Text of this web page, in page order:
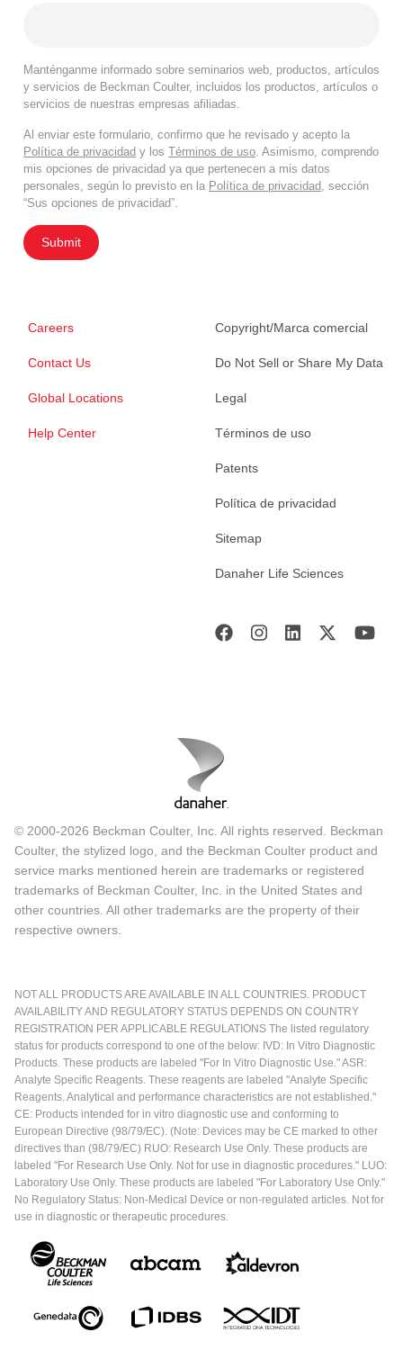
Manténganme informado sobre seminarios web, productos, artículos
y servicios de Beckman Coulter, incluidos los productos, artículos o
servicios de nuestras empresas afiliadas.
Al enviar este formulario, confirmo que he revisado y acepto la
Política de privacidad y los Términos de uso . Asimismo, comprendo
mis opciones de privacidad ya que pertenecen a mis datos
personales, según lo previsto en la Política de privacidad , sección
“Sus opciones de privacidad”.
Submit
Careers
Contact Us
Global Locations
Help Center
Copyright/Marca comercial
Do Not Sell or Share My Data
Legal
Términos de uso
Patents
Política de privacidad
Sitemap
Danaher Life Sciences
© 2000-2026 Beckman Coulter, Inc. All rights reserved. Beckman
Coulter, the stylized logo, and the Beckman Coulter product and
service marks mentioned herein are trademarks or registered
trademarks of Beckman Coulter, Inc. in the United States and
other countries. All other trademarks are the property of their
respective owners.
NOT ALL PRODUCTS ARE AVAILABLE IN ALL COUNTRIES. PRODUCT
AVAILABILITY AND REGULATORY STATUS DEPENDS ON COUNTRY
REGISTRATION PER APPLICABLE REGULATIONS The listed regulatory
status for products correspond to one of the below: IVD: In Vitro Diagnostic
Products. These products are labeled "For In Vitro Diagnostic Use." ASR:
Analyte Specific Reagents. These reagents are labeled "Analyte Specific
Reagents. Analytical and performance characteristics are not established."
CE: Products intended for in vitro diagnostic use and conforming to
European Directive (98/79/EC). (Note: Devices may be CE marked to other
directives than (98/79/EC) RUO: Research Use Only. These products are
labeled "For Research Use Only. Not for use in diagnostic procedures." LUO:
Laboratory Use Only. These products are labeled "For Laboratory Use Only."
No Regulatory Status: Non-Medical Device or non-regulated articles. Not for
use in diagnostic or therapeutic procedures.